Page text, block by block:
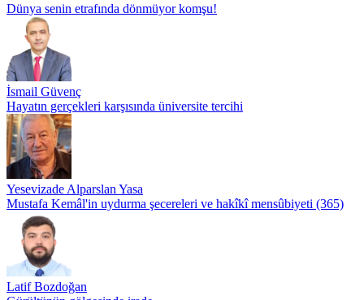
Dünya senin etrafında dönmüyor komşu!
İsmail Güvenç
Hayatın gerçekleri karşısında üniversite tercihi
Yesevizade Alparslan Yasa
Mustafa Kemâl'in uydurma şecereleri ve hakîkî mensûbiyeti (365)
Latif Bozdoğan